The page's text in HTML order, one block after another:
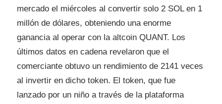
mercado el miércoles al convertir solo 2 SOL en 1
millón de dólares, obteniendo una enorme
ganancia al operar con la altcoin QUANT. Los
últimos datos en cadena revelaron que el
comerciante obtuvo un rendimiento de 2141 veces
al invertir en dicho token. El token, que fue
lanzado por un niño a través de la plataforma